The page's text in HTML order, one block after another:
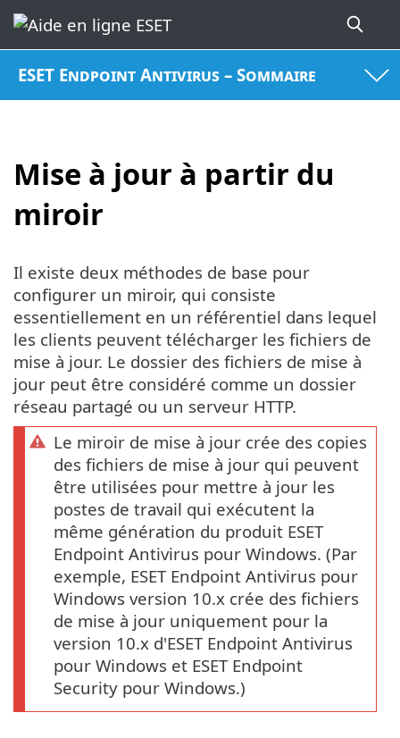
ESET Endpoint Antivirus – Sommaire
Mise à jour à partir du
miroir
Il existe deux méthodes de base pour
configurer un miroir, qui consiste
essentiellement en un référentiel dans lequel
les clients peuvent télécharger les fichiers de
mise à jour. Le dossier des fichiers de mise à
jour peut être considéré comme un dossier
réseau partagé ou un serveur HTTP.
Le miroir de mise à jour crée des copies
des fichiers de mise à jour qui peuvent
être utilisées pour mettre à jour les
postes de travail qui exécutent la
même génération du produit ESET
Endpoint Antivirus pour Windows. (Par
exemple, ESET Endpoint Antivirus pour
Windows version 10.x crée des fichiers
de mise à jour uniquement pour la
version 10.x d'ESET Endpoint Antivirus
pour Windows et ESET Endpoint
Security pour Windows.)